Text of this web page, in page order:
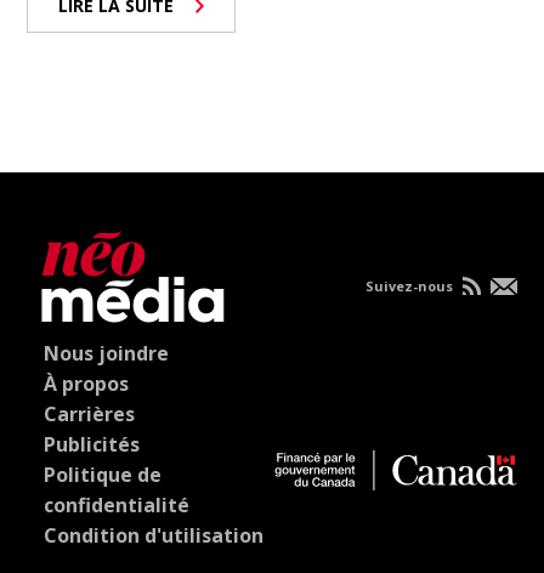
LIRE LA SUITE
Nous joindre
À propos
Carrières
Publicités
Politique de
confidentialité
Condition d'utilisation
Suivez-nous